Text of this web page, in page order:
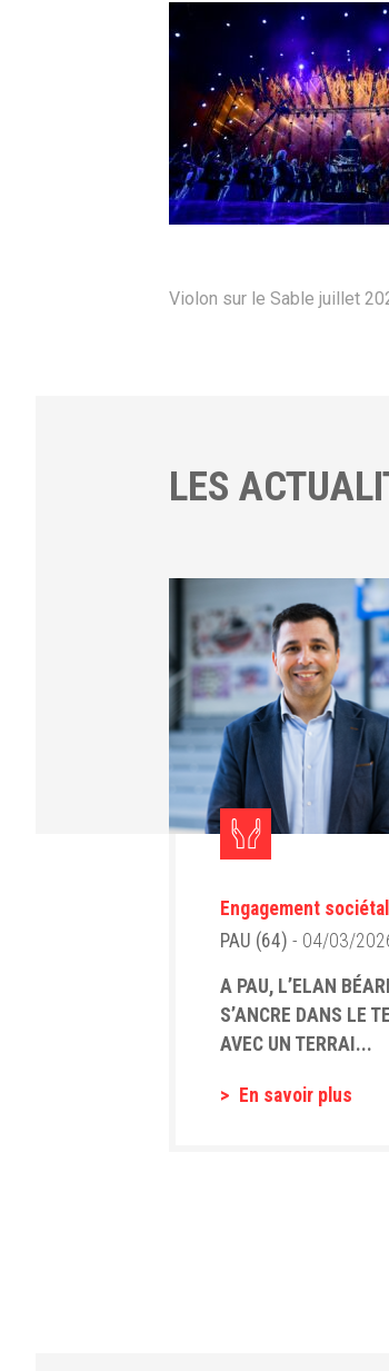
Violon sur le Sable juillet
LES
Engagement sociétal
PAU (64) - 04/03/
A PAU, L’ELAN
S’ANCRE DANS LE
AVEC UN TERRAI...
En savoir plus